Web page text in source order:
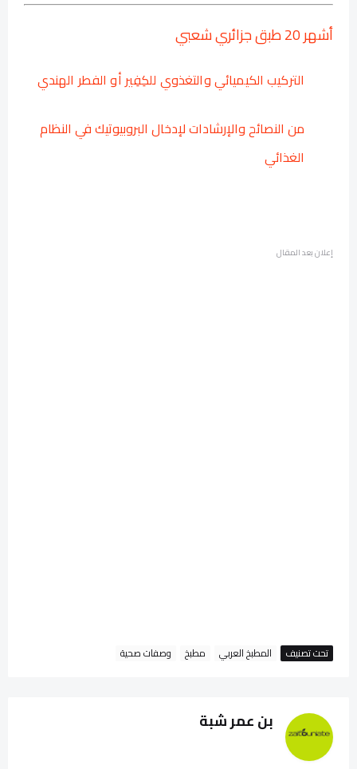
أشهر 20 طبق جزائري شعبي
التركيب الكيميائي والتغذوي للكِفِير أو الفطر الهندي
من النصائح والإرشادات لإدخال البروبيوتيك في النظام
الغذائي
إعلان بعد المقال
تحت تصنيف المطبخ العربي مطبخ وصفات صحية
بن عمر شبة